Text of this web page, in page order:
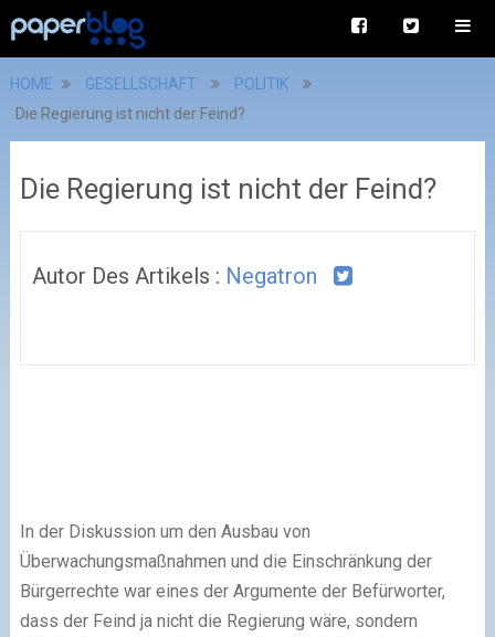
HOME GESELLSCHAFT
POLITIK
Die Regierung ist nicht der Feind?
Die Regierung ist nicht der Feind?
Autor Des Artikels : Negatron
In der Diskussion um den Ausbau von
Überwachungsmaßnahmen und die Einschränkung der
Bürgerrechte war eines der Argumente der Befürworter,
dass der Feind ja nicht die Regierung wäre, sondern